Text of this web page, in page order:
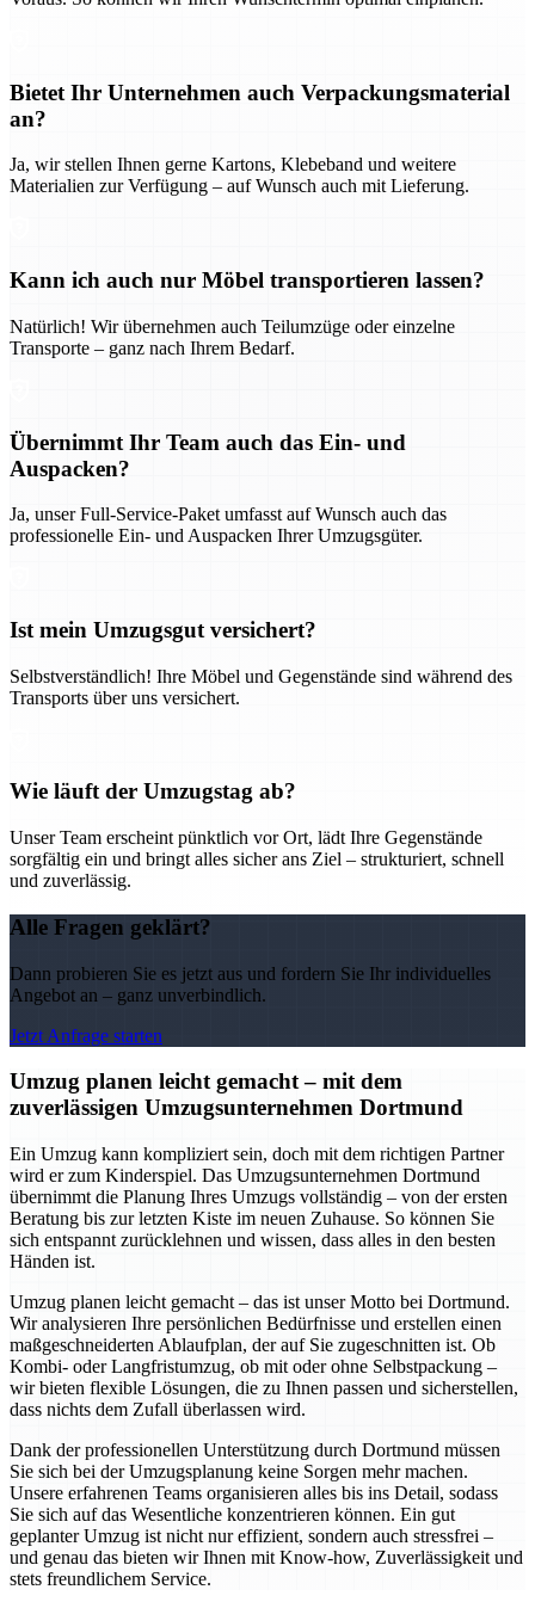
Bietet Ihr Unternehmen auch Verpackungsmaterial
an?
Ja, wir stellen Ihnen gerne Kartons, Klebeband und weitere
Materialien zur Verfügung – auf Wunsch auch mit Lieferung.
Kann ich auch nur Möbel transportieren lassen?
Natürlich! Wir übernehmen auch Teilumzüge oder einzelne
Transporte – ganz nach Ihrem Bedarf.
Übernimmt Ihr Team auch das Ein- und
Auspacken?
Ja, unser Full-Service-Paket umfasst auf Wunsch auch das
professionelle Ein- und Auspacken Ihrer Umzugsgüter.
Ist mein Umzugsgut versichert?
Selbstverständlich! Ihre Möbel und Gegenstände sind während des
Transports über uns versichert.
Wie läuft der Umzugstag ab?
Unser Team erscheint pünktlich vor Ort, lädt Ihre Gegenstände
sorgfältig ein und bringt alles sicher ans Ziel – strukturiert, schnell
und zuverlässig.
Alle Fragen geklärt?
Dann probieren Sie es jetzt aus und fordern Sie Ihr individuelles
Angebot an – ganz unverbindlich.
Jetzt Anfrage starten
Umzug planen leicht gemacht – mit dem
zuverlässigen Umzugsunternehmen Dortmund
Ein Umzug kann kompliziert sein, doch mit dem richtigen Partner
wird er zum Kinderspiel. Das Umzugsunternehmen Dortmund
übernimmt die Planung Ihres Umzugs vollständig – von der ersten
Beratung bis zur letzten Kiste im neuen Zuhause. So können Sie
sich entspannt zurücklehnen und wissen, dass alles in den besten
Händen ist.
Umzug planen leicht gemacht – das ist unser Motto bei Dortmund.
Wir analysieren Ihre persönlichen Bedürfnisse und erstellen einen
maßgeschneiderten Ablaufplan, der auf Sie zugeschnitten ist. Ob
Kombi- oder Langfristumzug, ob mit oder ohne Selbstpackung –
wir bieten flexible Lösungen, die zu Ihnen passen und sicherstellen,
dass nichts dem Zufall überlassen wird.
Dank der professionellen Unterstützung durch Dortmund müssen
Sie sich bei der Umzugsplanung keine Sorgen mehr machen.
Unsere erfahrenen Teams organisieren alles bis ins Detail, sodass
Sie sich auf das Wesentliche konzentrieren können. Ein gut
geplanter Umzug ist nicht nur effizient, sondern auch stressfrei –
und genau das bieten wir Ihnen mit Know-how, Zuverlässigkeit und
stets freundlichem Service.